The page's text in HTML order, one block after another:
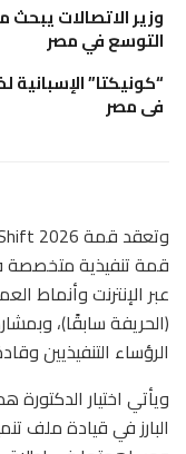
وزير الاتصالات
التوسع في مصر
فى مصر
قمة تنفيذية متخصصة
الرؤساء التنفيذيين
ويأتي اختيار الدكتورة
البارز في قيادة ملف